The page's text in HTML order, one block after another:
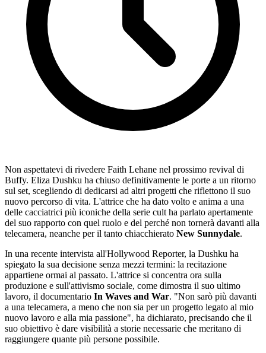
Non aspettatevi di rivedere Faith Lehane nel prossimo revival di
Buffy. Eliza Dushku ha chiuso definitivamente le porte a un ritorno
sul set, scegliendo di dedicarsi ad altri progetti che riflettono il suo
nuovo percorso di vita. L'attrice che ha dato volto e anima a una
delle cacciatrici più iconiche della serie cult ha parlato apertamente
del suo rapporto con quel ruolo e del perché non tornerà davanti alla
telecamera, neanche per il tanto chiacchierato New Sunnydale.
In una recente intervista all'Hollywood Reporter, la Dushku ha
spiegato la sua decisione senza mezzi termini: la recitazione
appartiene ormai al passato. L'attrice si concentra ora sulla
produzione e sull'attivismo sociale, come dimostra il suo ultimo
lavoro, il documentario In Waves and War. "Non sarò più davanti
a una telecamera, a meno che non sia per un progetto legato al mio
nuovo lavoro e alla mia passione", ha dichiarato, precisando che il
suo obiettivo è dare visibilità a storie necessarie che meritano di
raggiungere quante più persone possibile.